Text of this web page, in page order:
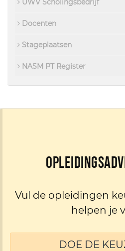
UWV Scholingsbedrijf
Docenten
Stageplaatsen
NASM PT Register
Vul de opleidingen
helpen je
DOE DE